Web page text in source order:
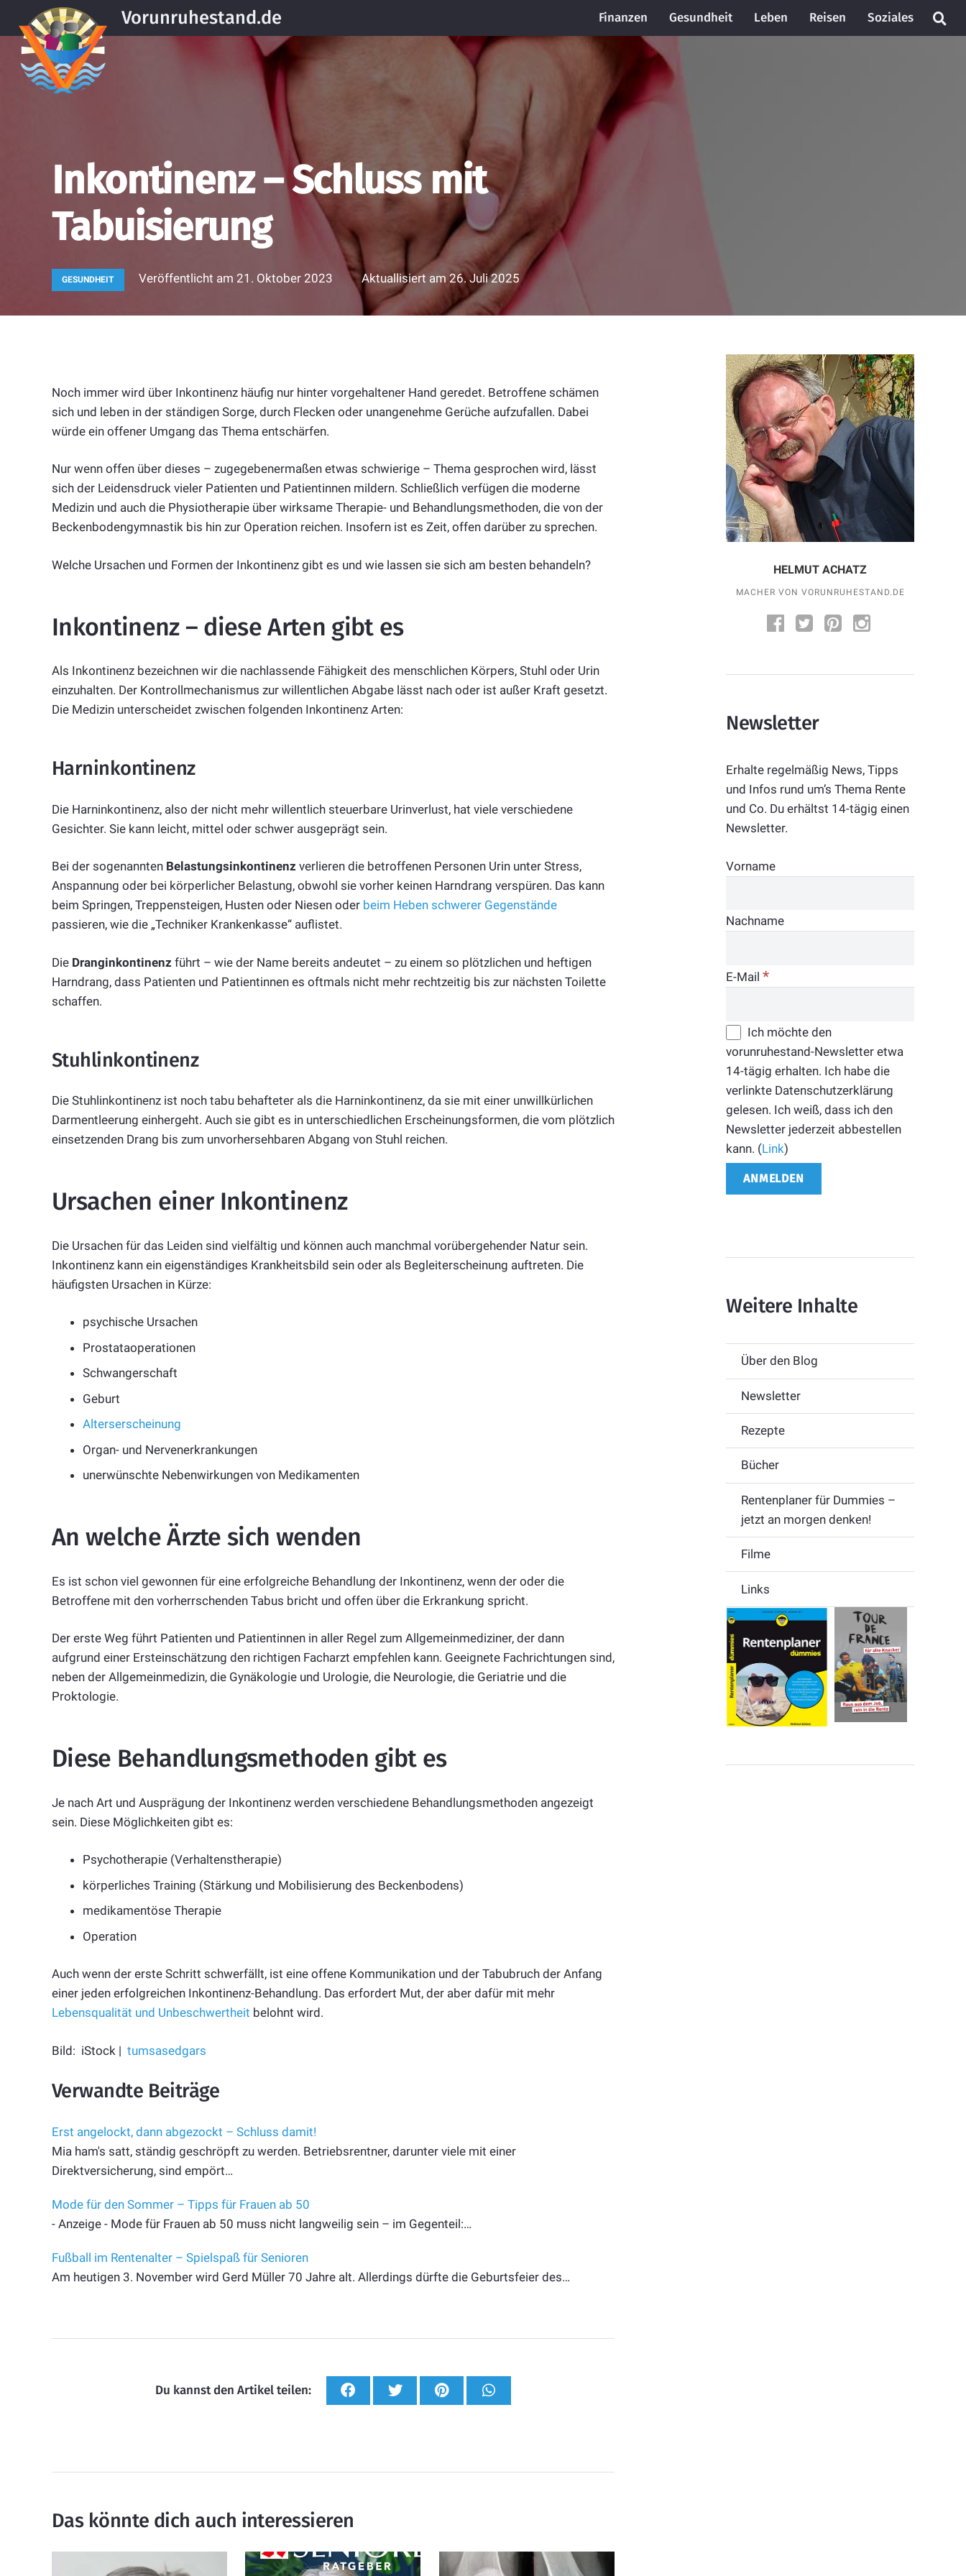
Vorunruhestand.de Finanzen Gesundheit Leben Reisen Soziales
Inkontinenz – Schluss mit
Tabuisierung
GESUNDHEIT Veröffentlicht am 21. Oktober 2023 Aktuallisiert am26. Juli 2025
Noch immer wird über Inkontinenz häufig nur hinter vorgehaltener Hand geredet. Betroffene schämen
sich und leben in der ständigen Sorge, durch Flecken oder unangenehme Gerüche aufzufallen. Dabei
würde ein offener Umgang das Thema entschärfen.
Nur wenn offen über dieses – zugegebenermaßen etwas schwierige – Thema gesprochen wird, lässt
sich der Leidensdruck vieler Patienten und Patientinnen mildern. Schließlich verfügen die moderne
Medizin und auch die Physiotherapie über wirksame Therapie- und Behandlungsmethoden, die von der
Beckenbodengymnastik bis hin zur Operation reichen. Insofern ist es Zeit, offen darüber zu sprechen.
Welche Ursachen und Formen der Inkontinenz gibt es und wie lassen sie sich am besten behandeln?
Inkontinenz – diese Arten gibt es
Als Inkontinenz bezeichnen wir die nachlassende Fähigkeit des menschlichen Körpers, Stuhl oder Urin
einzuhalten. Der Kontrollmechanismus zur willentlichen Abgabe lässt nach oder ist außer Kraft gesetzt.
Die Medizin unterscheidet zwischen folgenden Inkontinenz Arten:
Harninkontinenz
Die Harninkontinenz, also der nicht mehr willentlich steuerbare Urinverlust, hat viele verschiedene
Gesichter. Sie kann leicht, mittel oder schwer ausgeprägt sein.
Bei der sogenannten Belastungsinkontinenz verlieren die betroffenen Personen Urin unter Stress,
Anspannung oder bei körperlicher Belastung, obwohl sie vorher keinen Harndrang verspüren. Das kann
beim Springen, Treppensteigen, Husten oder Niesen oder beim Heben schwerer Gegenstände
passieren, wie die „Techniker Krankenkasse“ auflistet.
Die Dranginkontinenz führt – wie der Name bereits andeutet – zu einem so plötzlichen und heftigen
Harndrang, dass Patienten und Patientinnen es oftmals nicht mehr rechtzeitig bis zur nächsten Toilette
schaffen.
Stuhlinkontinenz
Die Stuhlinkontinenz ist noch tabu behafteter als die Harninkontinenz, da sie mit einer unwillkürlichen
Darmentleerung einhergeht. Auch sie gibt es in unterschiedlichen Erscheinungsformen, die vom plötzlich
einsetzenden Drang bis zum unvorhersehbaren Abgang von Stuhl reichen.
Ursachen einer Inkontinenz
Die Ursachen für das Leiden sind vielfältig und können auch manchmal vorübergehender Natur sein.
Inkontinenz kann ein eigenständiges Krankheitsbild sein oder als Begleiterscheinung auftreten. Die
häufigsten Ursachen in Kürze:
psychische Ursachen
Prostataoperationen
Schwangerschaft
Geburt
Alterserscheinung
Organ- und Nervenerkrankungen
unerwünschte Nebenwirkungen von Medikamenten
An welche Ärzte sich wenden
Es ist schon viel gewonnen für eine erfolgreiche Behandlung der Inkontinenz, wenn der oder die
Betroffene mit den vorherrschenden Tabus bricht und offen über die Erkrankung spricht.
Der erste Weg führt Patienten und Patientinnen in aller Regel zum Allgemeinmediziner, der dann
aufgrund einer Ersteinschätzung den richtigen Facharzt empfehlen kann. Geeignete Fachrichtungen sind,
neben der Allgemeinmedizin, die Gynäkologie und Urologie, die Neurologie, die Geriatrie und die
Proktologie.
Diese Behandlungsmethoden gibt es
Je nach Art und Ausprägung der Inkontinenz werden verschiedene Behandlungsmethoden angezeigt
sein. Diese Möglichkeiten gibt es:
Psychotherapie (Verhaltenstherapie)
körperliches Training (Stärkung und Mobilisierung des Beckenbodens)
medikamentöse Therapie
Operation
Auch wenn der erste Schritt schwerfällt, ist eine offene Kommunikation und der Tabubruch der Anfang
einer jeden erfolgreichen Inkontinenz-Behandlung. Das erfordert Mut, der aber dafür mit mehr
Lebensqualität und Unbeschwertheit belohnt wird.
Bild: iStock | tumsasedgars
Verwandte Beiträge
Erst angelockt, dann abgezockt – Schluss damit!
Mia ham's satt, ständig geschröpft zu werden. Betriebsrentner, darunter viele mit einer
Direktversicherung, sind empört…
Mode für den Sommer – Tipps für Frauen ab 50
- Anzeige - Mode für Frauen ab 50 muss nicht langweilig sein – im Gegenteil:…
Fußball im Rentenalter – Spielspaß für Senioren
Am heutigen 3. November wird Gerd Müller 70 Jahre alt. Allerdings dürfte die Geburtsfeier des…
Du kannst den Artikel teilen:
Das könnte dich auch interessieren
HELMUT ACHATZ
MACHER VON VORUNRUHESTAND.DE
Newsletter
Erhalte regelmäßig News, Tipps
und Infos rund um’s Thema Rente
und Co. Du erhältst 14-tägig einen
Newsletter.
Vorname
Nachname
E-Mail*
Ich möchte den
vorunruhestand-Newsletter etwa
14-tägig erhalten. Ich habe die
verlinkte Datenschutzerklärung
gelesen. Ich weiß, dass ich den
Newsletter jederzeit abbestellen
kann. (Link)
Weitere Inhalte
Über den Blog
Newsletter
Rezepte
Bücher
Rentenplaner für Dummies –
jetzt an morgen denken!
Filme
Links